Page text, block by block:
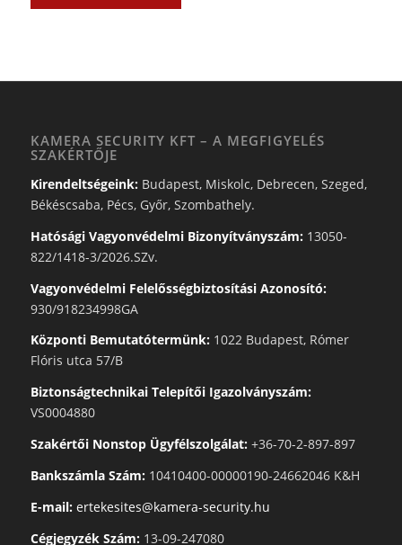
KAMERA SECURITY KFT – A MEGFIGYELÉS
SZAKÉRTŐJE
Kirendeltségeink:Budapest, Miskolc, Debrecen, Szeged,
Békéscsaba, Pécs, Győr, Szombathely.
Hatósági Vagyonvédelmi Bizonyítványszám:13050-
822/1418-3/2026.SZv.
Vagyonvédelmi Felelősségbiztosítási Azonosító:
930/918234998GA
Központi Bemutatótermünk:1022 Budapest, Rómer
Flóris utca 57/B
Biztonságtechnikai Telepítői Igazolványszám:
VS0004880
Szakértői Nonstop Ügyfélszolgálat:+36-70-2-897-897
Bankszámla Szám:10410400-00000190-24662046 K&H
E-mail: ertekesites@kamera-security.hu
Cégjegyzék Szám:13-09-247080